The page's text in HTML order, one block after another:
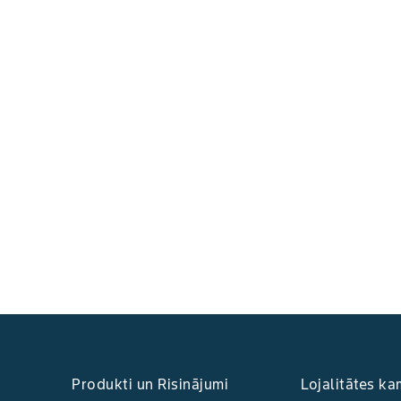
Produkti un Risinājumi Lojalitātes